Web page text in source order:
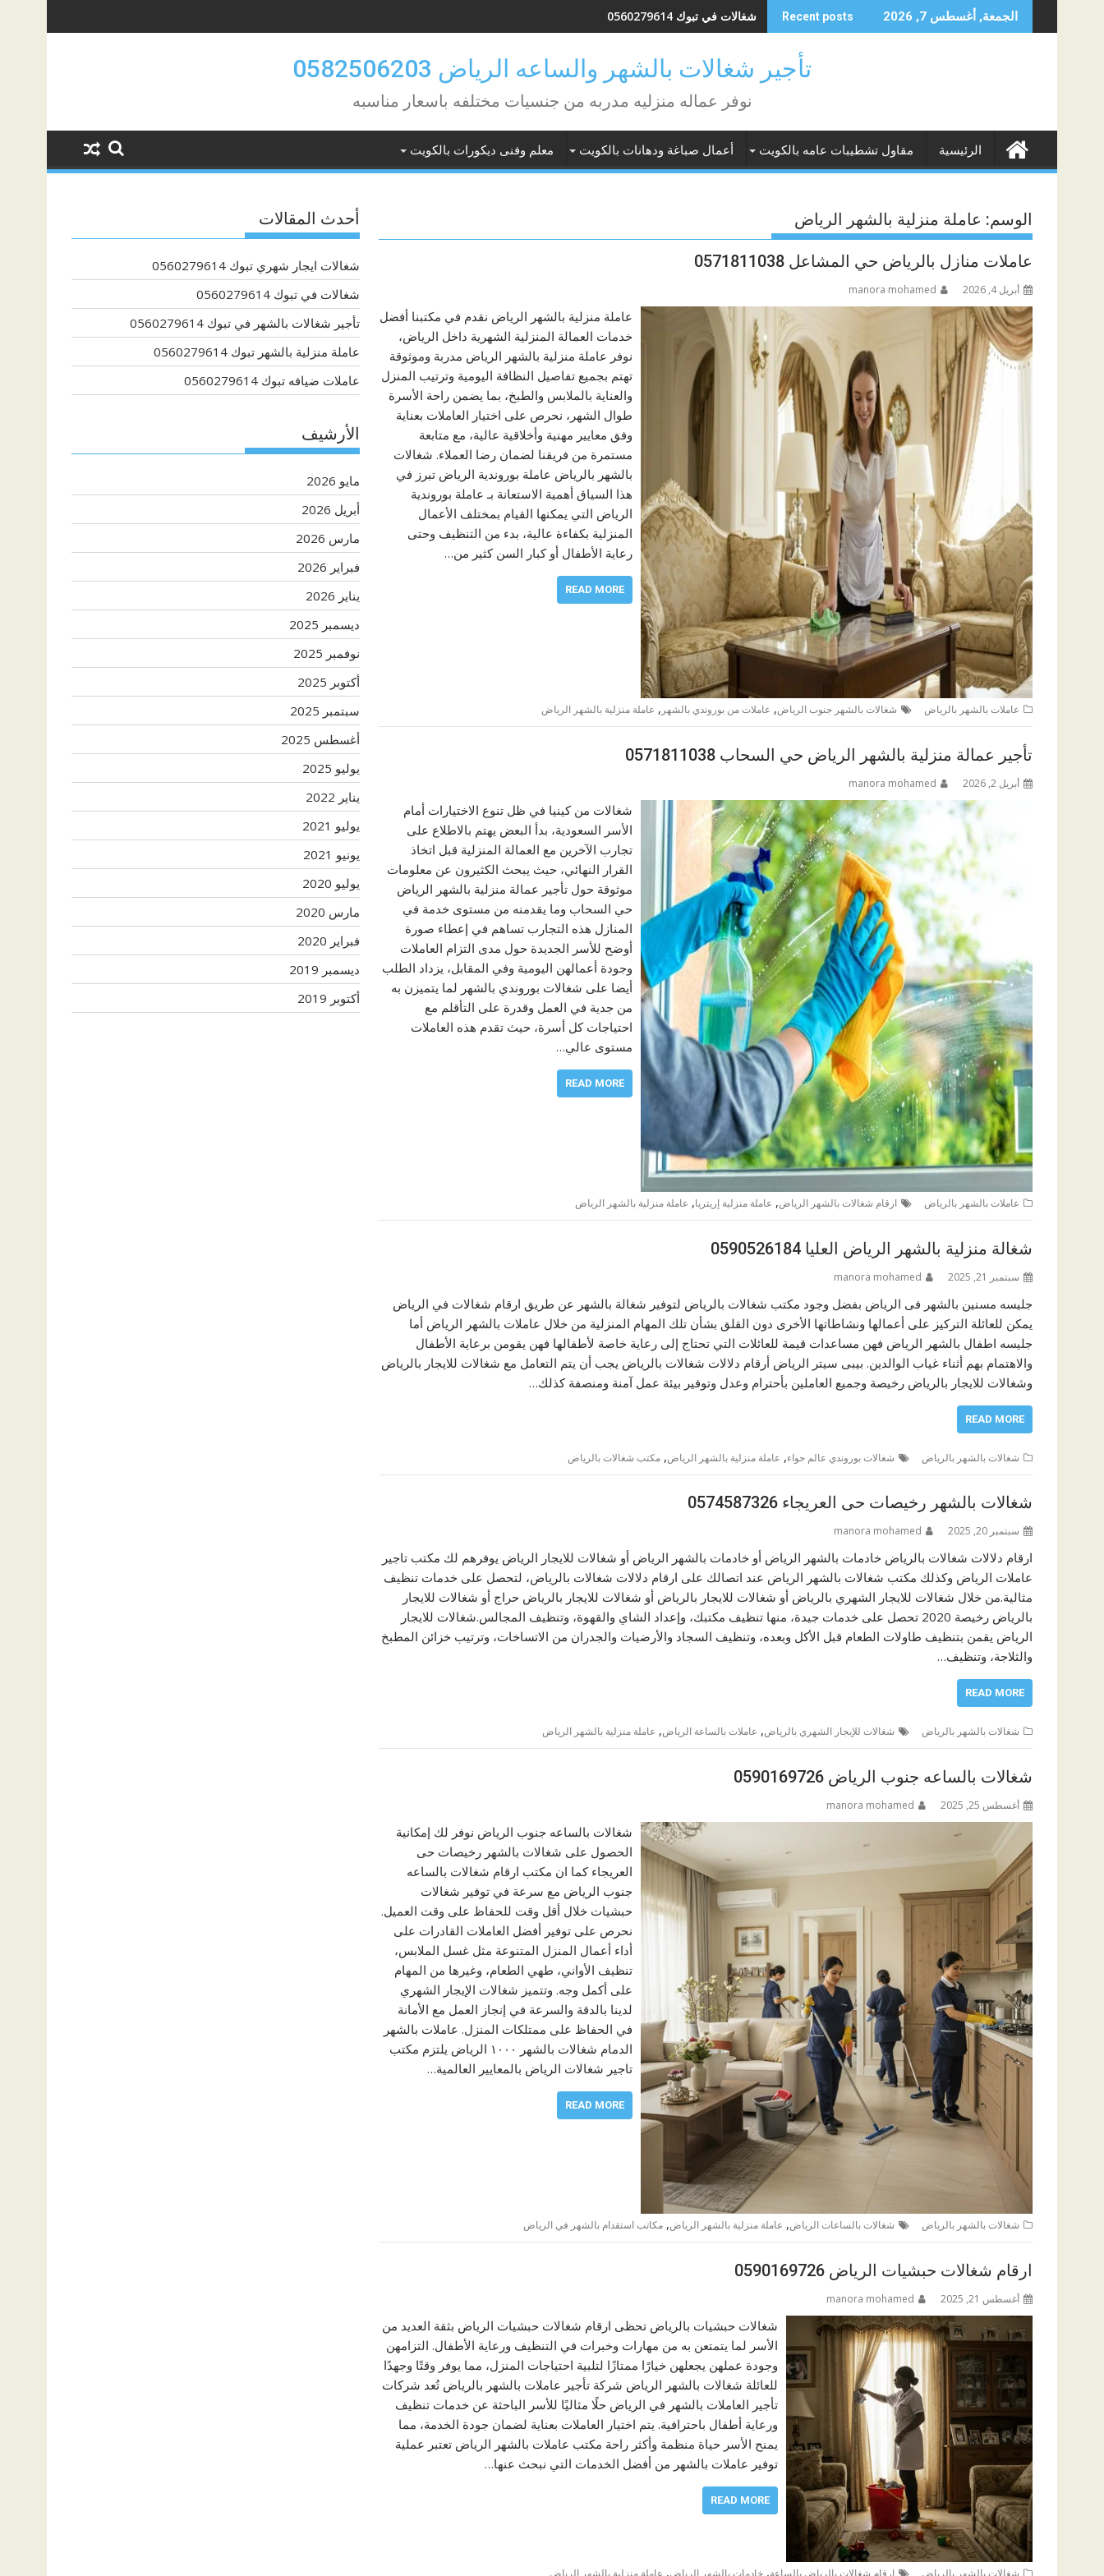
to
الجمعة, أغسطس 7, 2026 Recent posts شغالات في تبوك 0560279614
تأجير شغالات بالشهر والساعه الرياض 0582506203
نوفر عماله منزليه مدربه من جنسيات مختلفه باسعار مناسبه
الرئيسية مقاول تشطيبات عامه بالكويت أعمال صباغة ودهانات بالكويت معلم وفنى ديكورات بالكويت
الوسم: عاملة منزلية بالشهر الرياض
عاملات منازل بالرياض حي المشاعل 0571811038
أبريل 4, 2026 manora mohamed
عاملة منزلية بالشهر الرياض نقدم في مكتبنا أفضل
خدمات العمالة المنزلية الشهرية داخل الرياض،
نوفر عاملة منزلية بالشهر الرياض مدربة وموثوقة
تهتم بجميع تفاصيل النظافة اليومية وترتيب المنزل
والعناية بالملابس والطبخ، بما يضمن راحة الأسرة
طوال الشهر، نحرص على اختيار العاملات بعناية
وفق معايير مهنية وأخلاقية عالية، مع متابعة
مستمرة من فريقنا لضمان رضا العملاء. شغالات
بالشهر بالرياض عاملة بوروندية الرياض تبرز في
هذا السياق أهمية الاستعانة بـ عاملة بوروندية
الرياض التي يمكنها القيام بمختلف الأعمال
المنزلية بكفاءة عالية، بدء من التنظيف وحتى
رعاية الأطفال أو كبار السن كثير من…
READ MORE
عاملات بالشهر بالرياض شغالات بالشهر جنوب الرياض, عاملات من بوروندي بالشهر , عاملة منزلية بالشهر الرياض
تأجير عمالة منزلية بالشهر الرياض حي السحاب 0571811038
أبريل 2, 2026 manora mohamed
شغالات من كينيا في ظل تنوع الاختيارات أمام
الأسر السعودية، بدأ البعض يهتم بالاطلاع على
تجارب الآخرين مع العمالة المنزلية قبل اتخاذ
القرار النهائي، حيث يبحث الكثيرون عن معلومات
موثوقة حول تأجير عمالة منزلية بالشهر الرياض
حي السحاب وما يقدمنه من مستوى خدمة في
المنازل هذه التجارب تساهم في إعطاء صورة
أوضح للأسر الجديدة حول مدى التزام العاملات
وجودة أعمالهن اليومية وفي المقابل، يزداد الطلب
أيضا على شغالات بوروندي بالشهر لما يتميزن به
من جدية في العمل وقدرة على التأقلم مع
احتياجات كل أسرة، حيث تقدم هذه العاملات
مستوى عالي…
READ MORE
عاملات بالشهر بالرياض ارقام شغالات بالشهر الرياض, عاملة منزلية إريتريا, عاملة منزلية بالشهر الرياض
شغالة منزلية بالشهر الرياض العليا 0590526184
سبتمبر 21, 2025 manora mohamed
جليسه مسنين بالشهر فى الرياض بفضل وجود مكتب شغالات بالرياض لتوفير شغالة بالشهر عن طريق ارقام شغالات في الرياض
يمكن للعائلة التركيز على أعمالها ونشاطاتها الأخرى دون القلق بشأن تلك المهام المنزلية من خلال عاملات بالشهر الرياض أما
جليسه اطفال بالشهر الرياض فهن مساعدات قيمة للعائلات التي تحتاج إلى رعاية خاصة لأطفالها فهن يقومن برعاية الأطفال
والاهتمام بهم أثناء غياب الوالدين. بيبى سيتر الرياض أرقام دلالات شغالات بالرياض يجب أن يتم التعامل مع شغالات للايجار بالرياض
وشغالات للايجار بالرياض رخيصة وجميع العاملين بأحترام وعدل وتوفير بيئة عمل آمنة ومنصفة كذلك…
READ MORE
شغالات بالشهر بالرياض شغالات بوروندي عالم حواء, عاملة منزلية بالشهر الرياض, مكتب شغالات بالرياض
شغالات بالشهر رخيصات حى العريجاء 0574587326
سبتمبر 20, 2025 manora mohamed
ارقام دلالات شغالات بالرياض خادمات بالشهر الرياض أو خادمات بالشهر الرياض أو شغالات للايجار الرياض يوفرهم لك مكتب تاجير
عاملات الرياض وكذلك مكتب شغالات بالشهر الرياض عند اتصالك على ارقام دلالات شغالات بالرياض، لتحصل على خدمات تنظيف
مثالية.من خلال شغالات للايجار الشهري بالرياض أو شغالات للايجار بالرياض أو شغالات للايجار بالرياض حراج أو شغالات للايجار
بالرياض رخيصة 2020 تحصل على خدمات جيدة، منها تنظيف مكتبك، وإعداد الشاي والقهوة، وتنظيف المجالس.شغالات للايجار
الرياض يقمن بتنظيف طاولات الطعام قبل الأكل وبعده، وتنظيف السجاد والأرضيات والجدران من الاتساخات، وترتيب خزائن المطبخ
والثلاجة، وتنظيف…
READ MORE
شغالات بالشهر بالرياض شغالات للإيجار الشهري بالرياض, عاملات بالساعة الرياض, عاملة منزلية بالشهر الرياض
شغالات بالساعه جنوب الرياض 0590169726
أغسطس 25, 2025 manora mohamed
شغالات بالساعه جنوب الرياض نوفر لك إمكانية
الحصول على شغالات بالشهر رخيصات حى
العريجاء كما ان مكتب ارقام شغالات بالساعه
جنوب الرياض مع سرعة في توفير شغالات
حبشيات خلال أقل وقت للحفاظ على وقت العميل.
نحرص على توفير أفضل العاملات القادرات على
أداء أعمال المنزل المتنوعة مثل غسل الملابس،
تنظيف الأواني، طهي الطعام، وغيرها من المهام
على أكمل وجه. وتتميز شغالات الإيجار الشهري
لدينا بالدقة والسرعة في إنجاز العمل مع الأمانة
في الحفاظ على ممتلكات المنزل. عاملات بالشهر
الدمام شغالات بالشھر ١٠٠٠ الریاض يلتزم مكتب
تاجیر شغالات الریاض بالمعايير العالمية…
READ MORE
شغالات بالشهر بالرياض شغالات بالساعات الریاض, عاملة منزلية بالشهر الرياض, مكاتب استقدام بالشهر في الرياض
ارقام شغالات حبشيات الرياض 0590169726
أغسطس 21, 2025 manora mohamed
شغالات حبشيات بالرياض تحظى ارقام شغالات حبشيات الرياض بثقة العديد من
الأسر لما يتمتعن به من مهارات وخبرات في التنظيف ورعاية الأطفال. التزامهن
وجودة عملهن يجعلهن خيارًا ممتازًا لتلبية احتياجات المنزل، مما يوفر وقتًا وجهدًا
للعائلة شغالات بالشهر الرياض شركة تأجير عاملات بالشهر بالرياض تُعد شركات
تأجير العاملات بالشهر في الرياض حلًا مثاليًا للأسر الباحثة عن خدمات تنظيف
ورعاية أطفال باحترافية. يتم اختيار العاملات بعناية لضمان جودة الخدمة، مما
يمنح الأسر حياة منظمة وأكثر راحة مكتب عاملات بالشهر الرياض تعتبر عملية
توفير عاملات بالشهر من أفضل الخدمات التي نبحث عنها…
READ MORE
شغالات بالشهر بالرياض ارقام شغالات بالرياض بالساعة, خادمات بالشهر الرياض, عاملة منزلية بالشهر الرياض
أحدث المقالات
شغالات ايجار شهري تبوك 0560279614
شغالات في تبوك 0560279614
تأجير شغالات بالشهر في تبوك 0560279614
عاملة منزلية بالشهر تبوك 0560279614
عاملات ضيافه تبوك 0560279614
الأرشيف
مايو 2026
أبريل 2026
مارس 2026
فبراير 2026
يناير 2026
ديسمبر 2025
نوفمبر 2025
أكتوبر 2025
سبتمبر 2025
أغسطس 2025
يوليو 2025
يناير 2022
يوليو 2021
يونيو 2021
يوليو 2020
مارس 2020
فبراير 2020
ديسمبر 2019
أكتوبر 2019